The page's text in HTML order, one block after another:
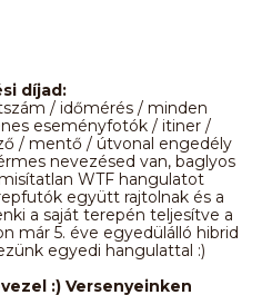
díjad:
/ időmérés / minden
eseményfotók / itiner /
/ mentő / útvonal engedély
nevezésed van, baglyos
WTF hangulatot
együtt rajtolnak és a
a saját terepén teljesítve a
már 5. éve egyedülálló hibrid
egyedi hangulattal :)
:) Versenyeinken